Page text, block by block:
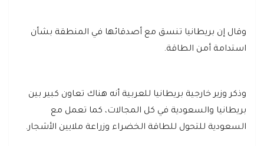
وقال إن بريطانيا تنسق مع أصدقائها في المنطقة بشأن
استدامة أمن الطاقة.
وذكر وزير خارجية بريطانيا للعربية أنه هناك تعاون كبير بين
بريطانيا والسعودية في كل المجالات، كما تعمل مع
السعودية للتحول للطاقة الخضراء وزراعة ملايين الأشجار.